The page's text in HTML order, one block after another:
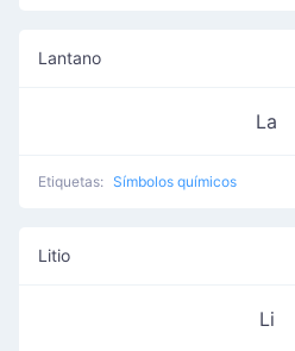
Lantano
La
Etiquetas: Símbolos químicos
Litio
Li